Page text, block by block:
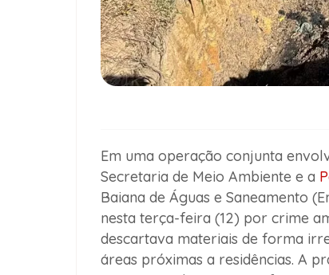
Em uma operação conjunta
Secretaria de Meio Ambiente e a
Baiana de Águas e Saneamento
nesta terça-feira (12) por crime
descartava materiais de forma
áreas próximas a residências. A